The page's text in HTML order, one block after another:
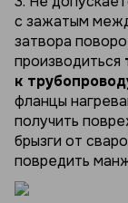
с зажатым
затвора
производиться
к
фланцы
получить
брызги от
повредить